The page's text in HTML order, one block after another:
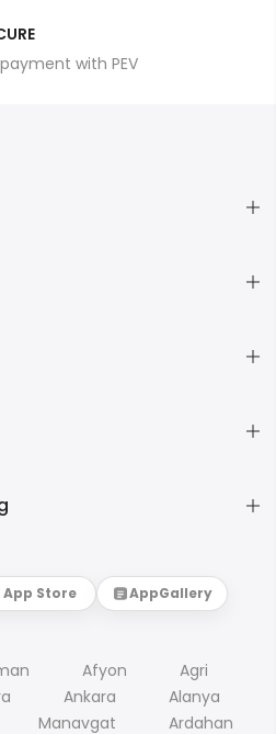
with PEV
App Store AppGallery
Afyon
Agri
Ankara
Alanya
Manavgat Ardahan